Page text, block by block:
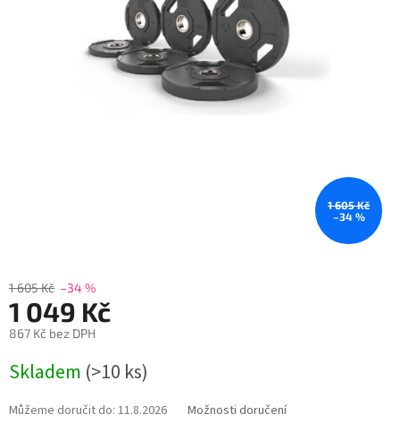
1 605 Kč
–34 %
1 605 Kč –34 %
1 049 Kč
867 Kč bez DPH
cena:
Skladem (>10 ks)
Můžeme doručit do: 11.8.2026 Možnosti doručení